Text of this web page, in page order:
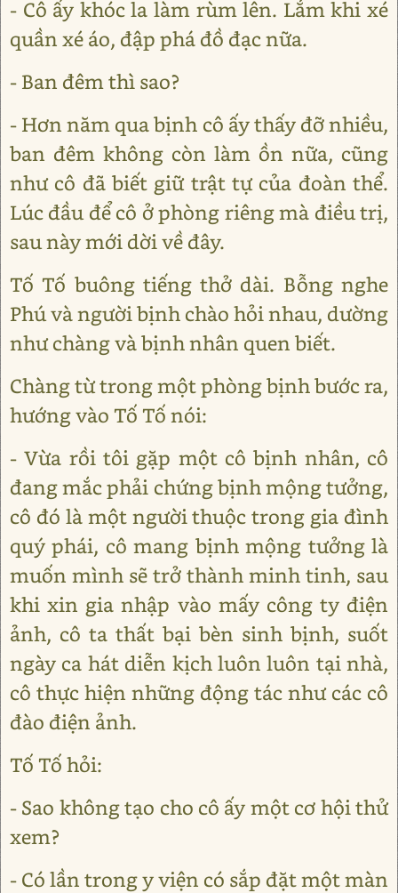
- Cô ấy khóc la làm rùm lên. Lắm khi xé
quần xé áo, đập phá đồ đạc nữa.
- Ban đêm thì sao?
- Hơn năm qua bịnh cô ấy thấy đỡ nhiều,
ban đêm không còn làm ồn nữa, cũng
như cô đã biết giữ trật tự của đoàn thể.
Lúc đầu để cô ở phòng riêng mà điều trị,
sau này mới dời về đây.
Tố Tố buông tiếng thở dài. Bỗng nghe
Phú và người bịnh chào hỏi nhau, dường
như chàng và bịnh nhân quen biết.
Chàng từ trong một phòng bịnh bước ra,
hướng vào Tố Tố nói:
- Vừa rồi tôi gặp một cô bịnh nhân, cô
đang mắc phải chứng bịnh mộng tưởng,
cô đó là một người thuộc trong gia đình
quý phái, cô mang bịnh mộng tưởng là
muốn mình sẽ trở thành minh tinh, sau
khi xin gia nhập vào mấy công ty điện
ảnh, cô ta thất bại bèn sinh bịnh, suốt
ngày ca hát diễn kịch luôn luôn tại nhà,
cô thực hiện những động tác như các cô
đào điện ảnh.
Tố Tố hỏi:
- Sao không tạo cho cô ấy một cơ hội thử
xem?
- Có lần trong y viện có sắp đặt một màn